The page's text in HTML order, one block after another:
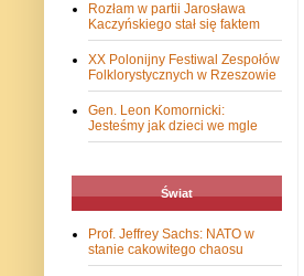
Rozłam w partii Jarosława
Kaczyńskiego stał się faktem
XX Polonijny Festiwal Zespołów
Folklorystycznych w Rzeszowie
Gen. Leon Komornicki:
Jesteśmy jak dzieci we mgle
Świat
Prof. Jeffrey Sachs: NATO w
stanie cakowitego chaosu